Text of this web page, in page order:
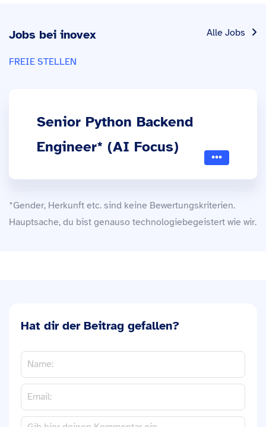
Alle Jobs
Jobs bei inovex
FREIE STELLEN
Senior Python Backend
Engineer* (AI Focus)
*Gender, Herkunft etc. sind keine Bewertungskriterien.
Hauptsache, du bist genauso technologiebegeistert wie wir.
Hat dir der Beitrag gefallen?